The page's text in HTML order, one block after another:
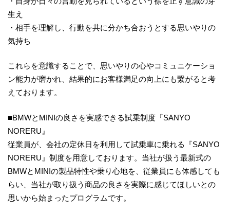
生え
・相手を理解し、行動を共に分かち合おうとする思いやりの
気持ち
これらを意識することで、思いやりの心やコミュニケーショ
ン能力が磨かれ、結果的にお客様満足の向上にも繋がると考
えております。
■BMWとMINIの良さを実感できる試乗制度『SANYO
NORERU』
従業員が、会社の定休日を利用して試乗車に乗れる『SANYO
NORERU』制度を用意しております。当社が扱う最新式の
BMWとMINIの製品特性や乗り心地を、従業員にも体感しても
らい、当社が取り扱う商品の良さを実際に感じてほしいとの
思いから始まったプログラムです。